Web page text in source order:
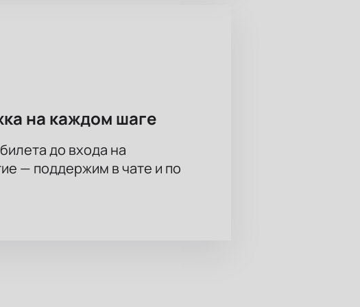
на каждом шаге
до входа на
— поддержим в чате и по